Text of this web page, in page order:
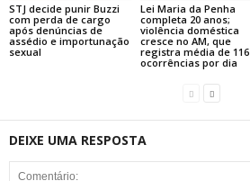
STJ decide punir Buzzi
com perda de cargo
após denúncias de
assédio e importunação
sexual
Lei Maria da Penha
completa 20 anos;
violência doméstica
cresce no AM, que
registra média de 116
ocorrências por dia
DEIXE UMA RESPOSTA